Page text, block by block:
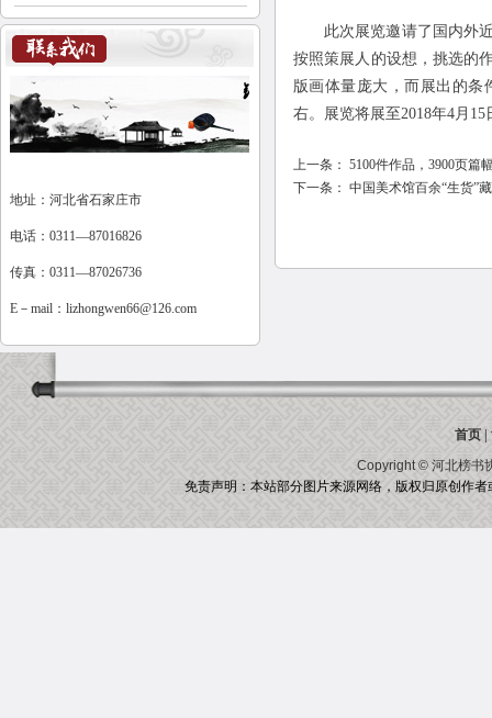
地址：河北省石家庄市
电话：0311—87016826
传真：0311—87026736
E－mail： lizhongwen66@126.com
此次展览邀请了国内外
按照策展人的设想，挑选的
版画体量庞大，而展出的条
右。展览将展至2018年4月15
上一条： 5100件作品，3900页篇
下一条： 中国美术馆百余“生货”
首页|
Copyright © 河北榜书
免责声明：本站部分图片来源网络，版权归原创作